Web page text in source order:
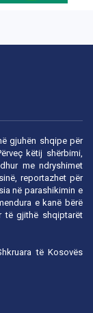
gjuhën shqipe për
këtij shërbimi,
me ndryshimet
reportazhet për
në parashikimin e
e kanë bërë
të gjithë shqiptarët
të Kosovës